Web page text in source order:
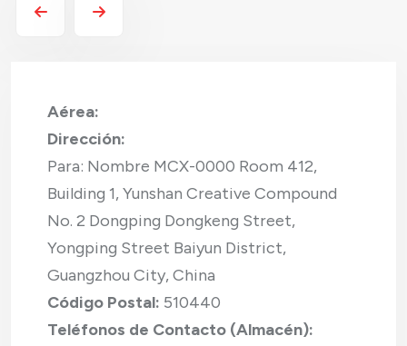
Aérea:
Dirección:
Para: Nombre MCX-0000 Room 412,
Building 1, Yunshan Creative Compound
No. 2 Dongping Dongkeng Street,
Yongping Street Baiyun District,
Guangzhou City, China
Código Postal: 510440
Teléfonos de Contacto (Almacén):